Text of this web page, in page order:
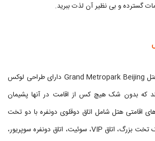
گسترده و بی نظیر آن لذت ببرید.
تمامی واحدهای اقامتی هتل Grand Metropark Beijing دارای طراحی لوکس
که بدون شک هیچ کس از اقامت در آنها پشیمان
اقامتی هتل شامل اتاق دوقلوی دونفره با دو تخت
کوچک، اتاق دو نفره با یک تخت بزرگ، اتاق VIP، سوئیت، اتاق دونفره سوپریور،